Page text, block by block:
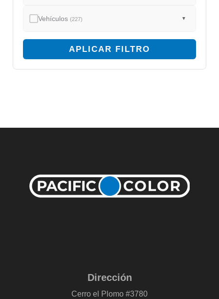
Vehículos(227) ▼
APLICAR FILTRO
Dirección
Cerro el Plomo #3780